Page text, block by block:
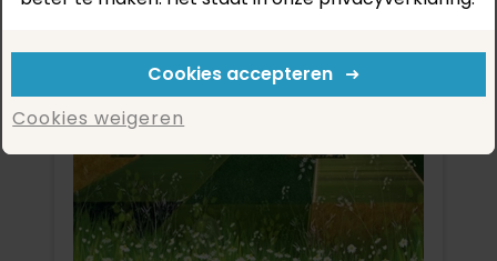
Cookies accepteren
Cookies weigeren